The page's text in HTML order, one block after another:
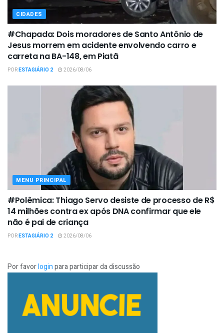
CIDADES
#Chapada: Dois moradores de Santo Antônio de
Jesus morrem em acidente envolvendo carro e
carreta na BA-148, em Piatã
PORESTAGIÁRIO 2 2026/08/06
MENU PRINCIPAL
#Polêmica: Thiago Servo desiste de processo de R$
14 milhões contra ex após DNA confirmar que ele
não é pai de criança
PORESTAGIÁRIO 2 2026/08/06
Por favorloginpara participar da discussão